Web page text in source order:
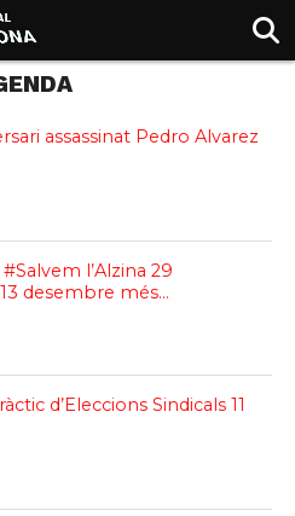
assassinat Pedro Alvarez
l’Alzina 29
desembre més…
d’Eleccions Sindicals 11